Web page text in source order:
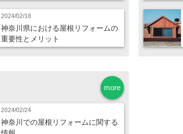
2024/02/18
神奈川県における屋根リフォームの
重要性とメリット
more
2024/02/24
神奈川での屋根リフォームに関する